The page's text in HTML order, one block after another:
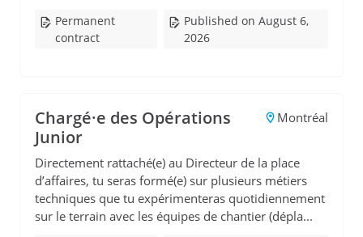
Permanent
contract
Published on August 6,
2026
Chargé·e des Opérations
Junior
Montréal
Directement rattaché(e) au Directeur de la place
d’affaires, tu seras formé(e) sur plusieurs métiers
techniques que tu expérimenteras quotidiennement
sur le terrain avec les équipes de chantier (dépla...